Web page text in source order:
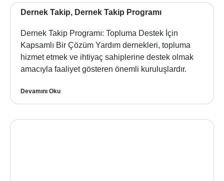
Dernek Takip, Dernek Takip Programı
Dernek Takip Programı: Topluma Destek İçin
Kapsamlı Bir Çözüm Yardım dernekleri, topluma
hizmet etmek ve ihtiyaç sahiplerine destek olmak
amacıyla faaliyet gösteren önemli kuruluşlardır.
Devamını Oku